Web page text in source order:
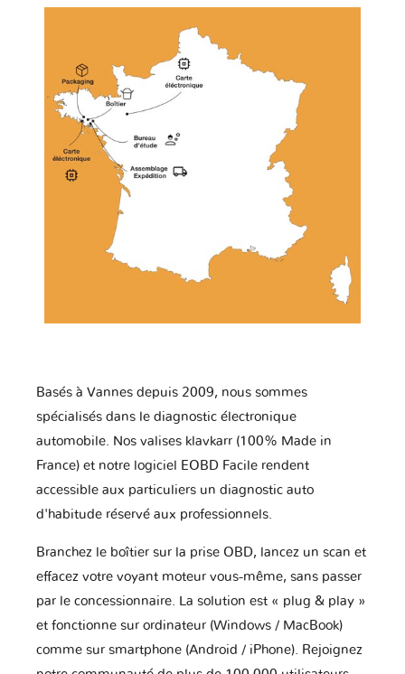
Basés à Vannes depuis 2009, nous sommes
spécialisés dans le diagnostic électronique
automobile. Nos valises klavkarr (100% Made in
France) et notre logiciel EOBD Facile rendent
accessible aux particuliers un diagnostic auto
d'habitude réservé aux professionnels.
Branchez le boîtier sur la prise OBD, lancez un scan et
effacez votre voyant moteur vous-même, sans passer
par le concessionnaire. La solution est « plug & play »
et fonctionne sur ordinateur (Windows / MacBook)
comme sur smartphone (Android / iPhone). Rejoignez